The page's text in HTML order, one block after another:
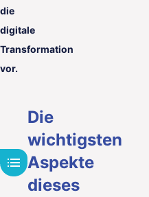
die
digitale
Transformation
vor.
Die
wichtigsten
Aspekte
dieses